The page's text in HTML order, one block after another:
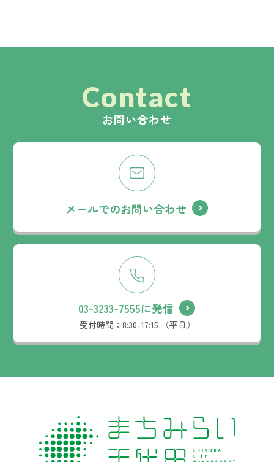
Contact
お問い合わせ
メールでのお問い合わせ
03-3233-7555に発信
受付時間： 8:30-17:15 （平日）